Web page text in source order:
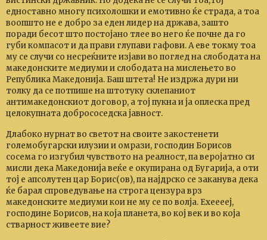
едноставно многу психолошки и емотивно ќе страда, а тоа
воопшто не е добро за еден лидер на држава, зашто
поради бесот што постојано тлее во него ќе почне да го
губи компасот и да прави глупави гафови. А еве токму тоа
му се случи со несреќните изјави во поглед на слободата на
македонските медиуми и слободата на мислењето во
Република Македонија. Баш штета! Не издржа дури ни
толку да се потпише на штотуку склепаниот
антимакедонскиот договор, а тој пукна и ја оплеска пред
целокупната добрососедска јавност.
Длабоко нурнат во светот на своите закостенети
големобугарски илузии и омрази, господин Борисов
сосема го изгубил чувството на реалност, па веројатно си
мисли дека Македонија веќе е окупирана од Бугарија, а оти
тој е апсолутен цар Борис(ов), па најдрско се заканува дека
ќе барал спроведување на строга цензура врз
македонските медиуми кои не му се по волја. Ехееееј,
господине Борисов, на која планета, во кој век и во која
стварност живеете вие?